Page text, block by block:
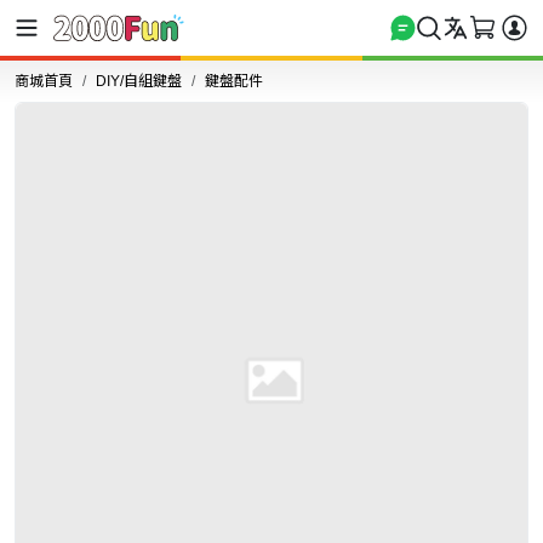
商城首頁 DIY/自組鍵盤 鍵盤配件